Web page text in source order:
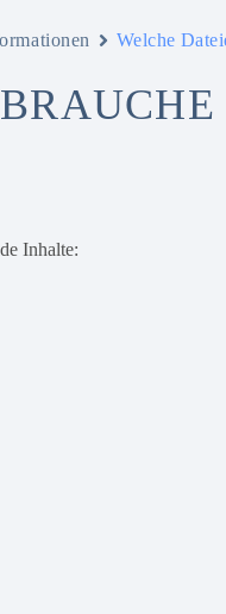
Welche
Inhalte: